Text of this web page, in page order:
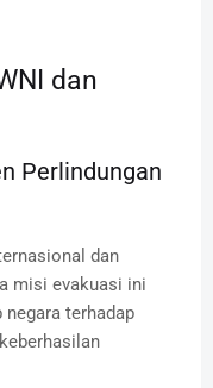
dan
Perlindungan
dan
misi evakuasi ini
negara terhadap